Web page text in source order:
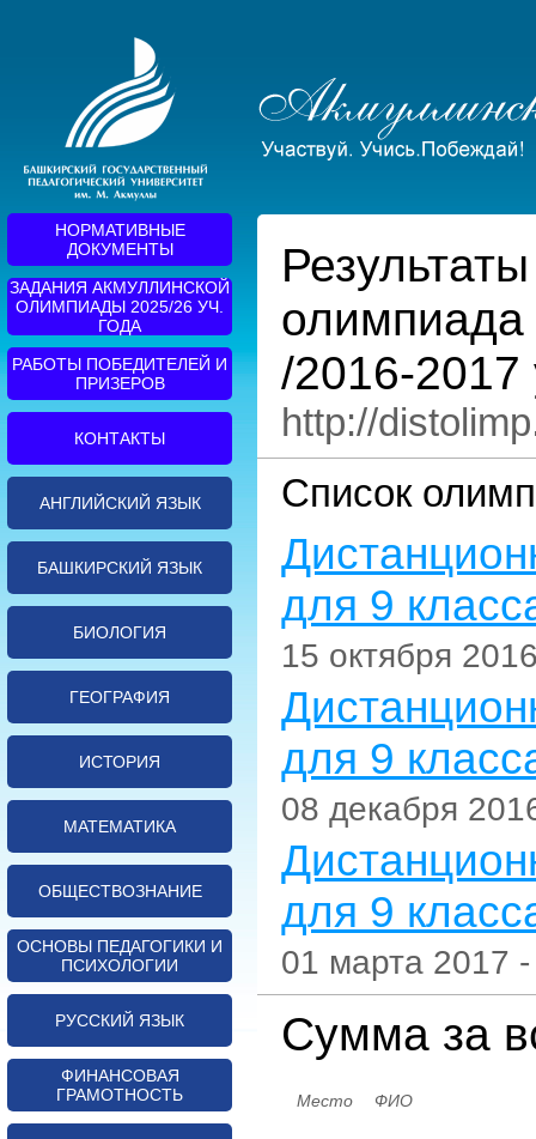
олимпиада
/2016-2017
http://
Список
для 9
15 октября
для 9
08 декабря
для 9
01 марта 2017
Сумма за
Место ФИО
НОРМАТИВНЫЕ
ДОКУМЕНТЫ
ЗАДАНИЯ АКМУЛЛИНСКОЙ
ОЛИМПИАДЫ 2025/26 УЧ.
ГОДА
РАБОТЫ ПОБЕДИТЕЛЕЙ И
ПРИЗЕРОВ
КОНТАКТЫ
АНГЛИЙСКИЙ ЯЗЫК
БАШКИРСКИЙ ЯЗЫК
БИОЛОГИЯ
ГЕОГРАФИЯ
ИСТОРИЯ
МАТЕМАТИКА
ОБЩЕСТВОЗНАНИЕ
ОСНОВЫ ПЕДАГОГИКИ И
ПСИХОЛОГИИ
РУССКИЙ ЯЗЫК
ФИНАНСОВАЯ
ГРАМОТНОСТЬ